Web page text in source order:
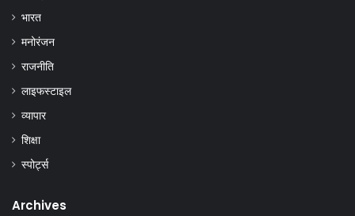
भारत
मनोरंजन
राजनीति
लाइफस्टाइल
व्यापार
शिक्षा
स्पोर्ट्स
Archives